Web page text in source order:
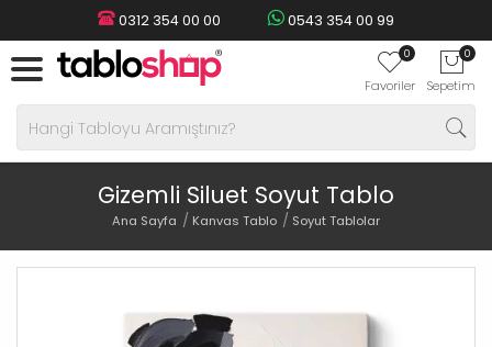
0312 354 00 00 0543 354 00 99
0
Favoriler
0
Sepetim
Gizemli Siluet Soyut Tablo
Ana Sayfa Kanvas Tablo Soyut Tablolar